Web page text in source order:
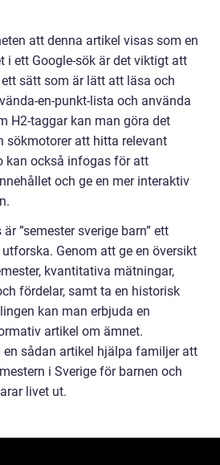
att denna artikel visas som en
i ett Google-sök är det viktigt att
sätt som är lätt att läsa och
en-punkt-lista och använda
H2-taggar kan man göra det
sökmotorer att hitta relevant
kan också infogas för att
och ge en mer interaktiv
”semester sverige barn” ett
Genom att ge en översikt
kvantitativa mätningar,
fördelar, samt ta en historisk
kan man erbjuda en
artikel om ämnet.
en sådan artikel hjälpa familjer att
i Sverige för barnen och
livet ut.